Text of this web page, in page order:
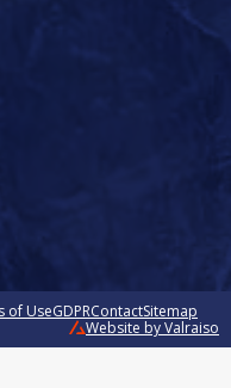
of UseGDPRContactSitemap
Valraiso
Website by Valraiso